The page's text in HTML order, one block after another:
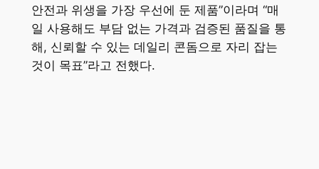
안전과 위생을 가장 우선에 둔 제품”이라며 “매
일 사용해도 부담 없는 가격과 검증된 품질을 통
해, 신뢰할 수 있는 데일리 콘돔으로 자리 잡는
것이 목표”라고 전했다.